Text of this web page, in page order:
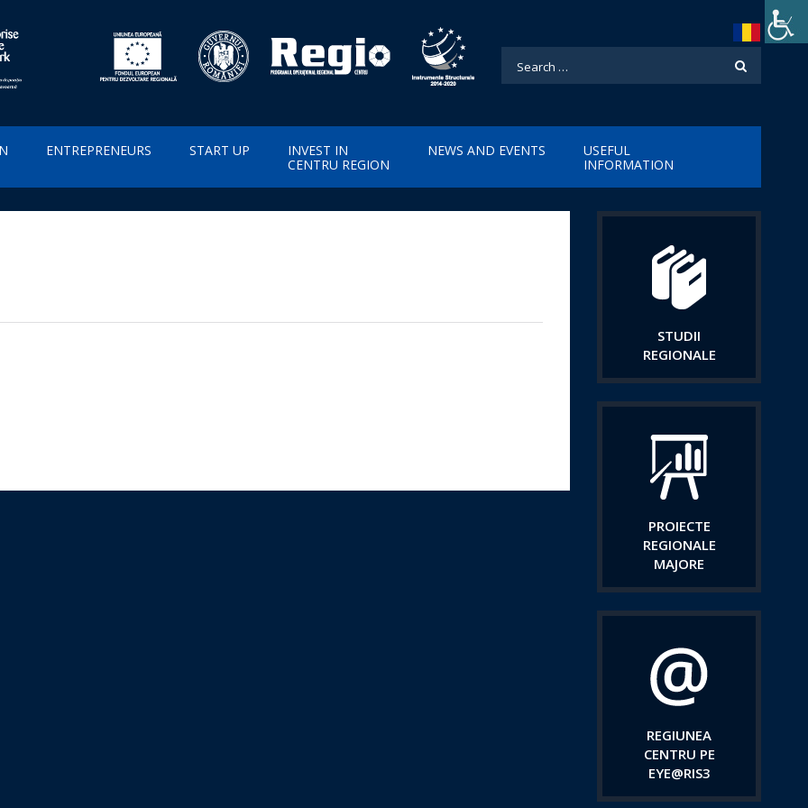
ENTREPRENEURS START UP
INVEST IN
CENTRU REGION
NEWS AND EVENTS
USEFUL
INFORMATION
STUDII
REGIONALE
PROIECTE
REGIONALE
MAJORE
REGIUNEA
CENTRU PE
EYE@RIS3